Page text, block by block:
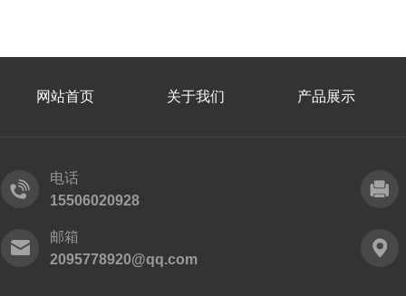
网站首页 关于我们 产品展示
电话
15506020928
邮箱
2095778920@qq.com